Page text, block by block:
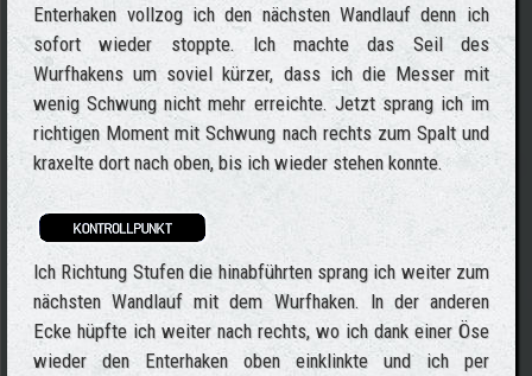
Enterhaken vollzog ich den nächsten Wandlauf denn ich
sofort wieder stoppte. Ich machte das Seil des
Wurfhakens um soviel kürzer, dass ich die Messer mit
wenig Schwung nicht mehr erreichte. Jetzt sprang ich im
richtigen Moment mit Schwung nach rechts zum Spalt und
kraxelte dort nach oben, bis ich wieder stehen konnte.
Ich Richtung Stufen die hinabführten sprang ich weiter zum
nächsten Wandlauf mit dem Wurfhaken. In der anderen
Ecke hüpfte ich weiter nach rechts, wo ich dank einer Öse
wieder den Enterhaken oben einklinkte und ich per